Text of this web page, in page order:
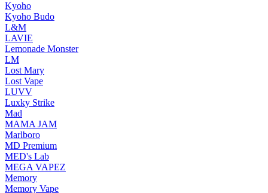
Kyoho
Kyoho Budo
L&M
LAVIE
Lemonade Monster
LM
Lost Mary
Lost Vape
LUVV
Luxky Strike
Mad
MAMA JAM
Marlboro
MD Premium
MED's Lab
MEGA VAPEZ
Memory
Memory Vape